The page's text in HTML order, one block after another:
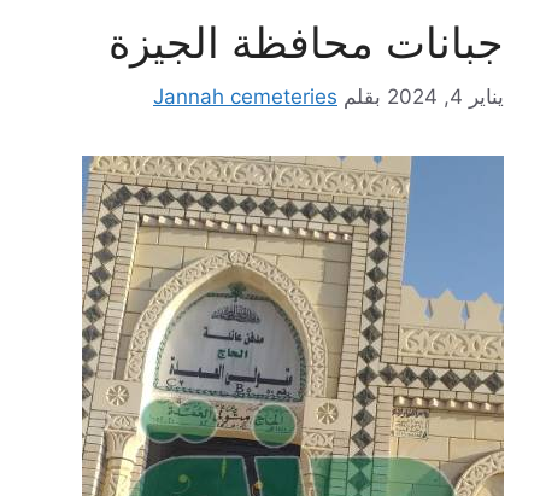
جبانات محافظة الجيزة
يناير 4, 2024 بقلم Jannah cemeteries